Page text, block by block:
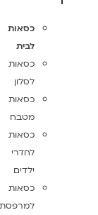
כסאות
לבית
כסאות
לסלון
כסאות
מטבח
כסאות
לחדרי
ילדים
כסאות
למרפסת